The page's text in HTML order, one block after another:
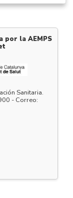
por la AEMPS
Sanitaria.
- Correo: